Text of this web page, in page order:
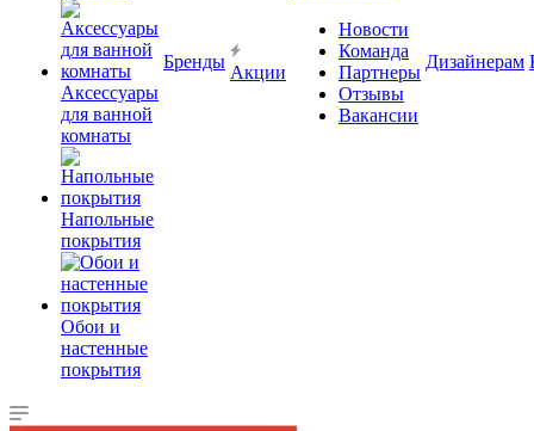
Аксессуары
для ванной
комнаты
Напольные
покрытия
Обои и
настенные
покрытия
Бренды
Акции
Новости
Команда
Партнеры
Отзывы
Вакансии
Дизайнерам